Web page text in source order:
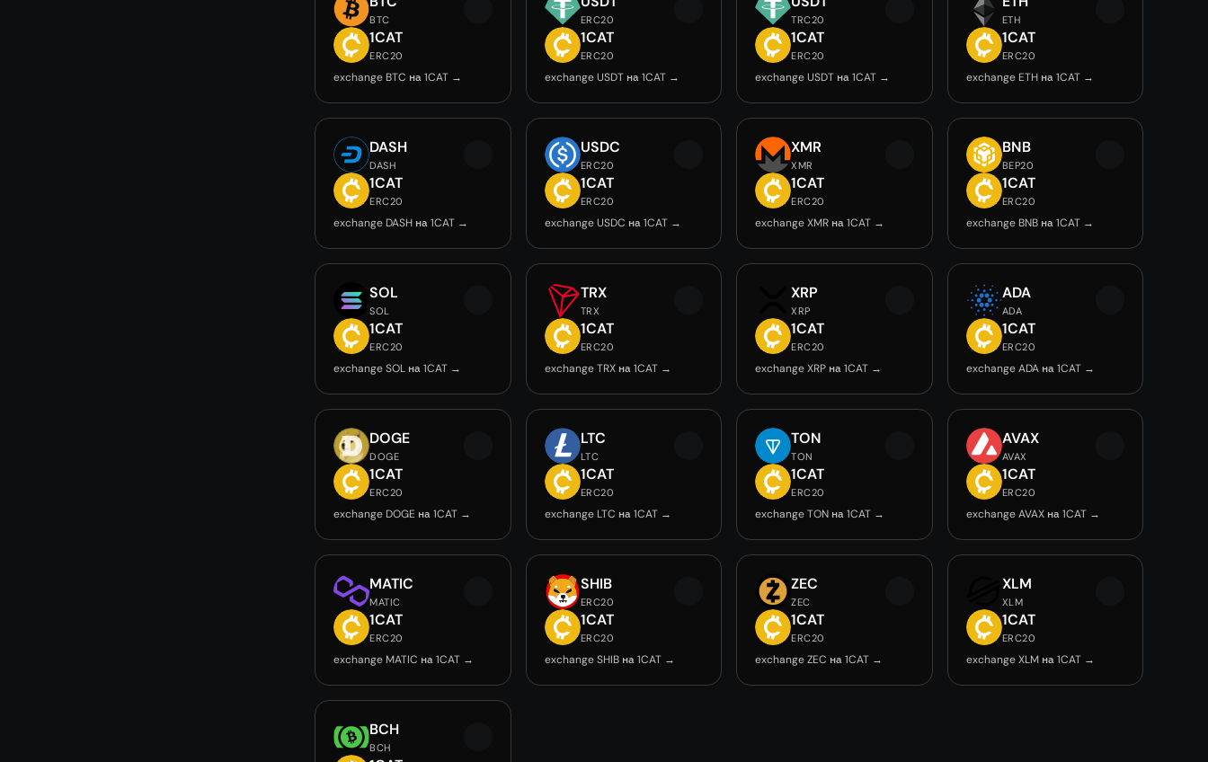
BTC
1CAT
ERC20
exchange BTC на 1CAT →
ERC20
1CAT
ERC20
exchange USDT на 1CAT →
TRC20
1CAT
ERC20
exchange USDT на 1CAT →
ETH
1CAT
ERC20
exchange ETH на 1CAT →
DASH
DASH
1CAT
ERC20
exchange DASH на 1CAT →
USDC
ERC20
1CAT
ERC20
exchange USDC на 1CAT →
XMR
XMR
1CAT
ERC20
exchange XMR на 1CAT →
BNB
BEP20
1CAT
ERC20
exchange BNB на 1CAT →
SOL
SOL
1CAT
ERC20
exchange SOL на 1CAT →
TRX
TRX
1CAT
ERC20
exchange TRX на 1CAT →
XRP
XRP
1CAT
ERC20
exchange XRP на 1CAT →
ADA
ADA
1CAT
ERC20
exchange ADA на 1CAT →
DOGE
DOGE
1CAT
ERC20
exchange DOGE на 1CAT →
LTC
LTC
1CAT
ERC20
exchange LTC на 1CAT →
TON
TON
1CAT
ERC20
exchange TON на 1CAT →
AVAX
AVAX
1CAT
ERC20
exchange AVAX на 1CAT →
MATIC
MATIC
1CAT
ERC20
exchange MATIC на 1CAT →
SHIB
ERC20
1CAT
ERC20
exchange SHIB на 1CAT →
ZEC
ZEC
1CAT
ERC20
exchange ZEC на 1CAT →
XLM
XLM
1CAT
ERC20
exchange XLM на 1CAT →
BCH
BCH